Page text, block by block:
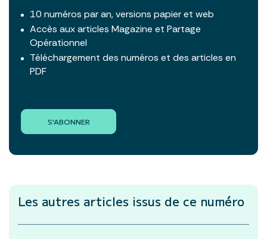
10 numéros par an, versions papier et web
Accès aux articles Magazine et Partage
Opérationnel
Téléchargement des numéros et des articles en
PDF
S'ABONNER
Les autres articles issus de ce numéro